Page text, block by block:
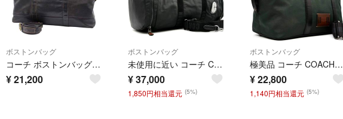
ボストンバッグ
コーチ ボストンバッグ トラベルバッグ 2way 大容量 ヴィンテージ ブラック ACB000629-000674
¥21,200
ボストンバッグ
未使用に近い コーチ COACH マックス 2way ジムバッグ ボストンバッグ ダッフルバッグ ナイロン レザー ブラック 黒 大容量 斜め掛け 夏休み 帰省 お盆 敬老の日 シルバーウィーク 秋 ギフト プレゼント ご褒美 メンズ
¥37,000
1,850円相当還元 (5%)
ボストンバッグ
極美品 コーチ COACH ボイジャー 2way ボストンバッグ ジムバッグ ゴルフ トラベル キャンバス レザー グリーン 緑 大容量 斜め掛け 夏休み 帰省 お盆 敬老の日 シルバーウィーク 秋 ギフト プレゼント ご褒美 メンズ
¥22,800
1,140円相当還元 (5%)